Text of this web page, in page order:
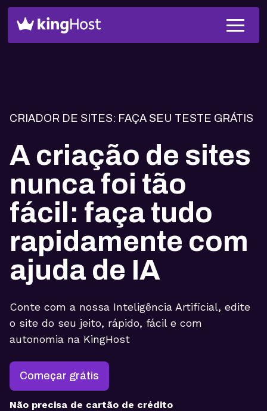
CRIADOR DE SITES: FAÇA SEU TESTE GRÁTIS
A criação de sites
nunca foi tão
fácil: faça tudo
rapidamente com
ajuda de IA
Conte com a nossa Inteligência Artificial, edite
o site do seu jeito, rápido, fácil e com
autonomia na KingHost
Começar grátis
Não precisa de cartão de crédito